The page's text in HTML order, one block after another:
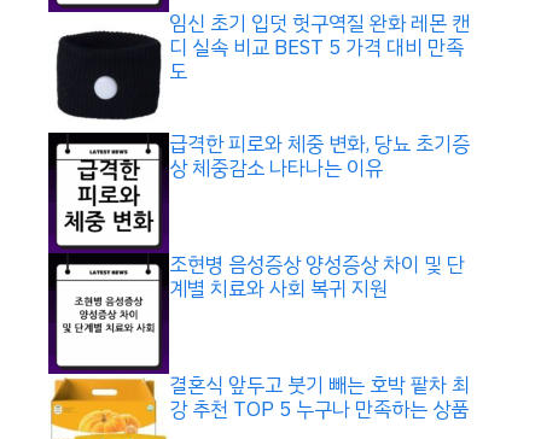
임신 초기 입덧 헛구역질 완화 레몬 캔
디 실속 비교 BEST 5 가격 대비 만족
도
급격한 피로와 체중 변화, 당뇨 초기증
상 체중감소 나타나는 이유
조현병 음성증상 양성증상 차이 및 단
계별 치료와 사회 복귀 지원
결혼식 앞두고 붓기 빼는 호박 팥차 최
강 추천 TOP 5 누구나 만족하는 상품